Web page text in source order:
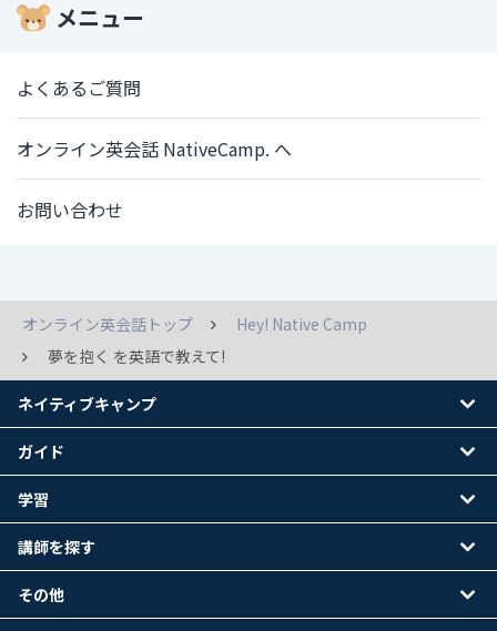
メニュー
よくあるご質問
オンライン英会話 NativeCamp. へ
お問い合わせ
オンライン英会話トップ
Hey! Native Camp
夢を抱く を英語で教えて!
ネイティブキャンプ
ガイド
学習
講師を探す
その他